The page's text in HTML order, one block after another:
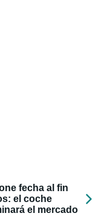
fecha al fin
el coche
el mercado